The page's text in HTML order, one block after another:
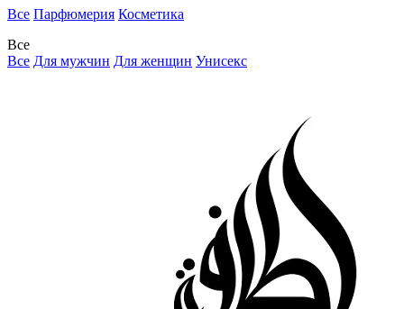
Все Парфюмерия Косметика
Все
Все Для мужчин Для женщин Унисекс